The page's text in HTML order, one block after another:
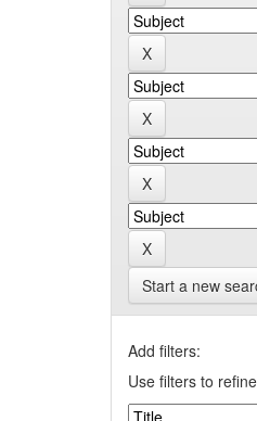
Start a new
Add filters:
Use filters to